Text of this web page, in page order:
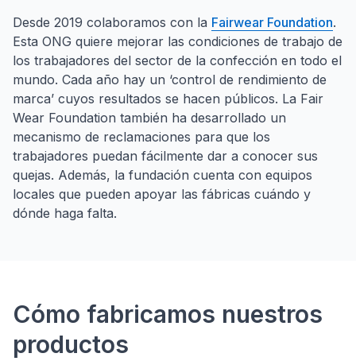
Desde 2019 colaboramos con la Fairwear Foundation.
Esta ONG quiere mejorar las condiciones de trabajo de
los trabajadores del sector de la confección en todo el
mundo. Cada año hay un ‘control de rendimiento de
marca’ cuyos resultados se hacen públicos. La Fair
Wear Foundation también ha desarrollado un
mecanismo de reclamaciones para que los
trabajadores puedan fácilmente dar a conocer sus
quejas. Además, la fundación cuenta con equipos
locales que pueden apoyar las fábricas cuándo y
dónde haga falta.
Cómo fabricamos nuestros
productos